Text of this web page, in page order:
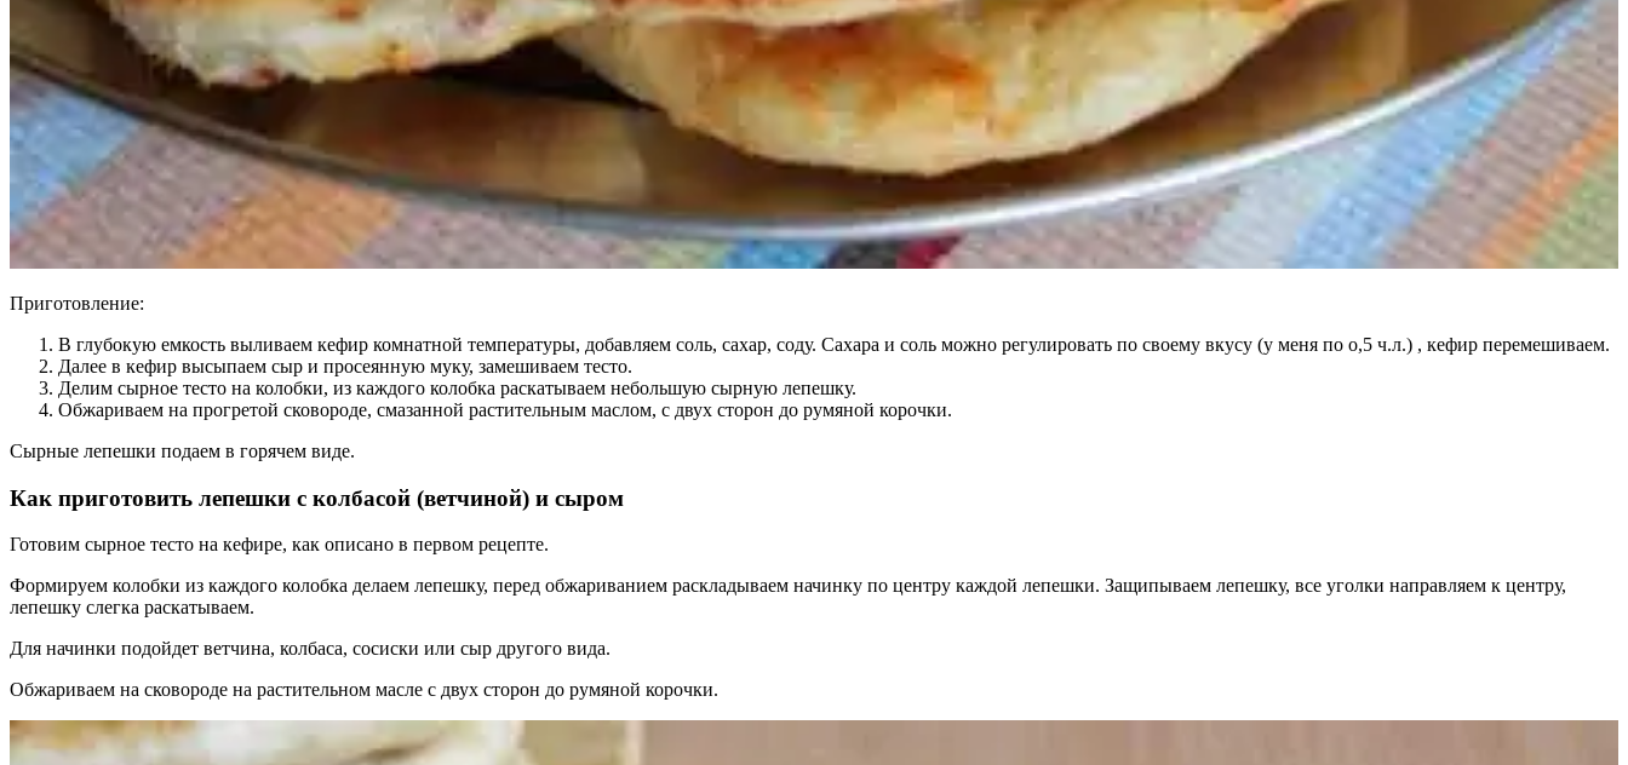
Приготовление:
В глубокую емкость выливаем кефир комнатной температуры, добавляем соль, сахар, соду. Сахара и соль можно регулировать по своему вкусу (у меня по о,5 ч.л.) , кефир перемешиваем.
Далее в кефир высыпаем сыр и просеянную муку, замешиваем тесто.
Делим сырное тесто на колобки, из каждого колобка раскатываем небольшую сырную лепешку.
Обжариваем на прогретой сковороде, смазанной растительным маслом, с двух сторон до румяной корочки.
Сырные лепешки подаем в горячем виде.
Как приготовить лепешки с колбасой (ветчиной) и сыром
Готовим сырное тесто на кефире, как описано в первом рецепте.
Формируем колобки из каждого колобка делаем лепешку, перед обжариванием раскладываем начинку по центру каждой лепешки. Защипываем лепешку, все уголки направляем к центру,
лепешку слегка раскатываем.
Для начинки подойдет ветчина, колбаса, сосиски или сыр другого вида.
Обжариваем на сковороде на растительном масле с двух сторон до румяной корочки.